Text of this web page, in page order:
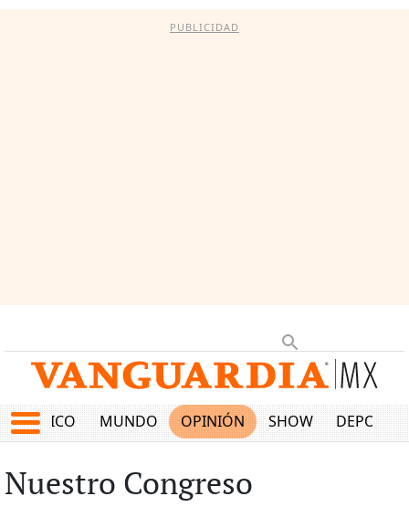
PUBLICIDAD
MÉXICO MUNDO OPINIÓN SHOW
Nuestro Congreso